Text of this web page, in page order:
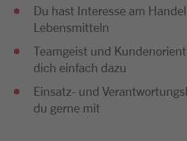
Du hast Interesse am
Lebensmitteln
Teamgeist und
dich einfach dazu
Einsatz- und
du gerne mit